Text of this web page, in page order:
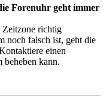
Forenuhr geht immer
Zeitzone richtig
noch falsch ist, geht die
einen
beheben kann.